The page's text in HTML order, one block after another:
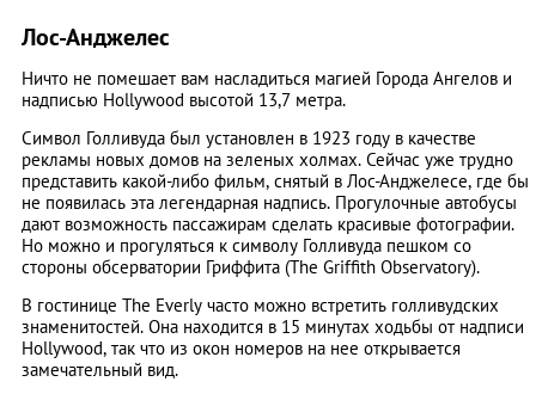
Лос-Анджелес
Ничто не помешает вам насладиться магией Города Ангелов и
надписью Hollywood высотой 13,7 метра.
Символ Голливуда был установлен в 1923 году в качестве
рекламы новых домов на зеленых холмах. Сейчас уже трудно
представить какой-либо фильм, снятый в Лос-Анджелесе, где бы
не появилась эта легендарная надпись. Прогулочные автобусы
дают возможность пассажирам сделать красивые фотографии.
Но можно и прогуляться к символу Голливуда пешком со
стороны обсерватории Гриффита (Тhe Griffith Observatory).
В гостинице The Everly часто можно встретить голливудских
знаменитостей. Она находится в 15 минутах ходьбы от надписи
Hollywood, так что из окон номеров на нее открывается
замечательный вид.